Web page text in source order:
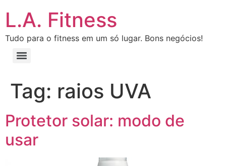
L.A. Fitness
Tudo para o fitness em um só lugar. Bons negócios!
Tag: raios UVA
Protetor solar: modo de
usar